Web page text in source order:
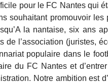
pour le FC Nantes qui
souhaitant promouvoir
la nantaise, six ans
de l’association (juristes,
populaire dans le
du FC Nantes et
Notre ambition